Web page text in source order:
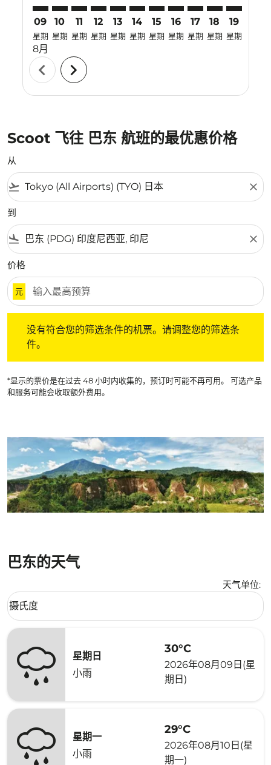
09
星期
8月
10
星期
11
星期
12
星期
13
星期
14
星期
15
星期
16
星期
17
星期
18
星期
19
星期
chevron_left chevron_right
Scoot 飞往 巴东 航班的最优惠价格
从
flight_takeoff close
到
flight_land close
价格
元
没有符合您的筛选条件的机票。请调整您的筛选条
件。
*显示的票价是在过去 48 小时内收集的，预订时可能不再可用。 可选产品
和服务可能会收取额外费用。
巴东的天气
天气单位:
Weather unit option 摄氏度 Selected
摄氏度
keyboard_arrow_down
星期日
小雨
30°C
2026年08月09日(星
期日)
星期一
小雨
29°C
2026年08月10日(星
期一)